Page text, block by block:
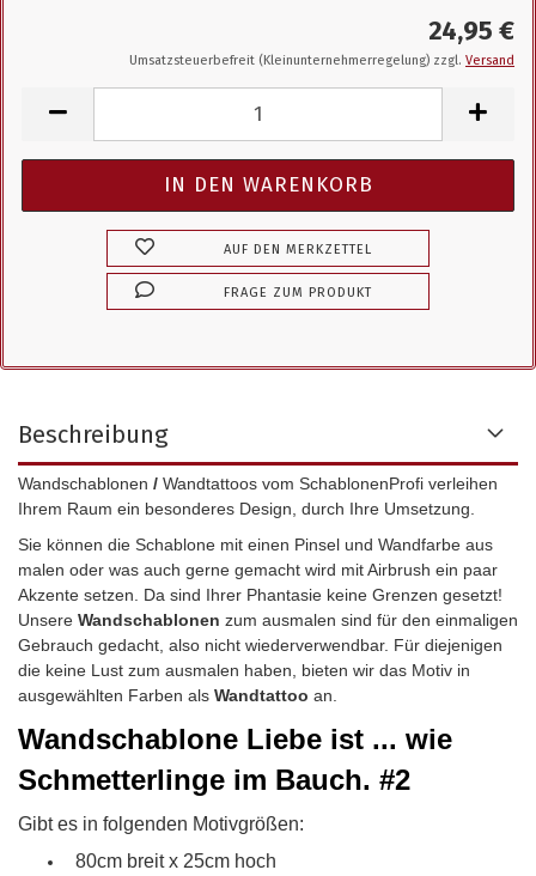
24,95 €
Umsatzsteuerbefreit (Kleinunternehmerregelung) zzgl. Versand
AUF DEN MERKZETTEL
FRAGE ZUM PRODUKT
Beschreibung
Wandschablonen / Wandtattoos vom SchablonenProfi verleihen
Ihrem Raum ein besonderes Design, durch Ihre Umsetzung.
Sie können die Schablone mit einen Pinsel und Wandfarbe aus
malen oder was auch gerne gemacht wird mit Airbrush ein paar
Akzente setzen. Da sind Ihrer Phantasie keine Grenzen gesetzt!
Unsere Wandschablonen zum ausmalen sind für den einmaligen
Gebrauch gedacht, also nicht wiederverwendbar. Für diejenigen
die keine Lust zum ausmalen haben, bieten wir das Motiv in
ausgewählten Farben als Wandtattoo an.
Wandschablone Liebe ist ... wie
Schmetterlinge im Bauch. #2
Gibt es in folgenden Motivgrößen:
80cm breit x 25cm hoch